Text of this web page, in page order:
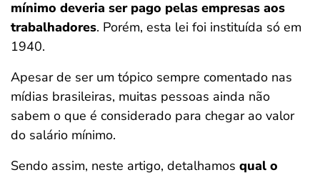
ferramentas
mínimo deveria ser pago pelas empresas aos
trabalhadores. Porém, esta lei foi instituída só em
1940.
Apesar de ser um tópico sempre comentado nas
mídias brasileiras, muitas pessoas ainda não
sabem o que é considerado para chegar ao valor
do salário mínimo.
Sendo assim, neste artigo, detalhamos qual o